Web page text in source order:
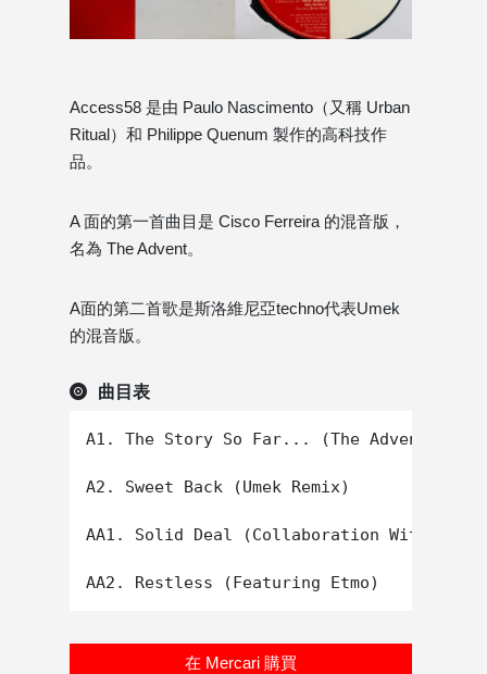
Access58 是由 Paulo Nascimento（又稱 Urban
Ritual）和 Philippe Quenum 製作的高科技作
品。
A 面的第一首曲目是 Cisco Ferreira 的混音版，
名為 The Advent。
A面的第二首歌是斯洛維尼亞techno代表Umek
的混音版。
曲目表
A1. The Story So Far... (The Advent "The
A2. Sweet Back (Umek Remix)
AA1. Solid Deal (Collaboration With
在 Mercari 購買